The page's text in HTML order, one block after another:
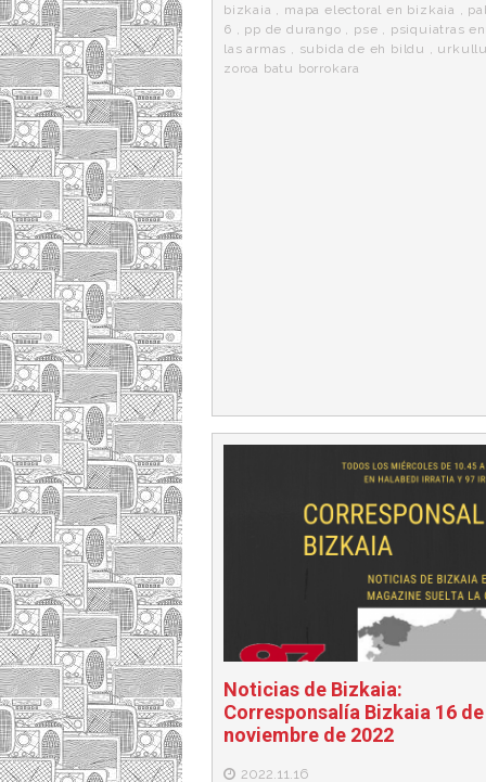
bizkaia , mapa electoral en bizkaia ,
6 , pp de durango , pse , psiquiatras
las armas , subida de eh bildu , urkullu
zoroa batu borrokara
Noticias de Bizkaia:
Corresponsalía Bizkaia 16 de
noviembre de 2022
2022.11.16